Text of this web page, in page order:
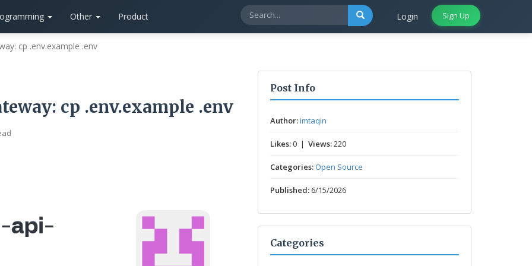
Other Product Login Sign Up
cp .env.example .env
cp .env.example .env
Post Info
Author:imtaqin
Likes:0 | Views:220
Categories:Open Source
Published: 6/15/2026
Categories